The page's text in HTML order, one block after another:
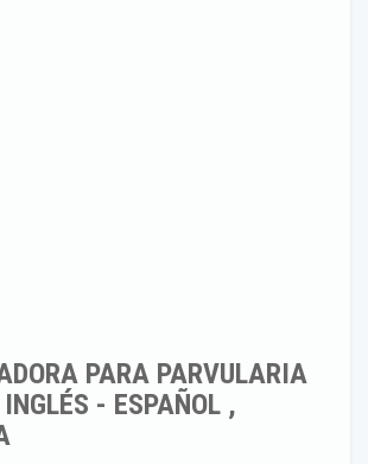
PARA PARVULARIA
- ESPAÑOL ,